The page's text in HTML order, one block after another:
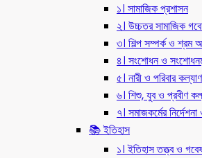
১। সামাজিক প্রশাসন
২। উচ্চতর সামাজিক
৩। শিল্প সম্পর্ক ও শ্রম
৪। সংশোধন ও
৫। নারী ও পরিবার কল্যাণ
৬। শিশু, যুব ও প্রবীণ
৭। সমাজকর্মের
📚 ইতিহাস
১। ইতিহাস তত্ত্ব ও